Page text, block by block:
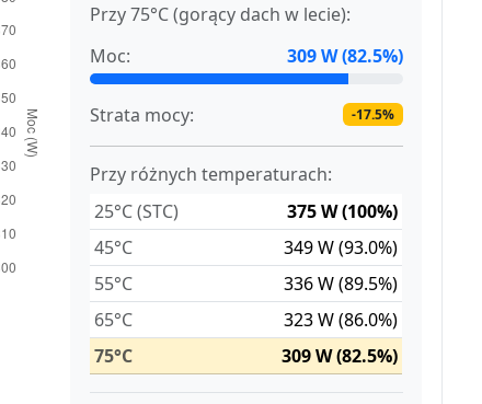
Przy 75°C (gorący dach w lecie):
Moc:
309 W (82.5%)
Strata mocy: -17.5%
Przy różnych temperaturach:
25°C (STC)
375 W (100%)
45°C
349 W (93.0%)
55°C
336 W (89.5%)
65°C
323 W (86.0%)
75°C
309 W (82.5%)